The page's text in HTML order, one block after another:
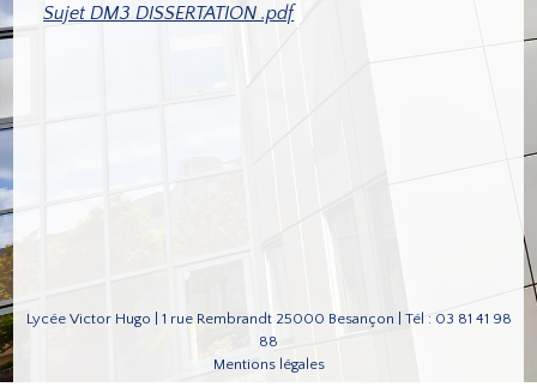
Sujet DM3 DISSERTATION .pdf
Lycée Victor Hugo | 1 rue Rembrandt 25000 Besançon | Tél : 03 81 41 98
88
Mentions légales